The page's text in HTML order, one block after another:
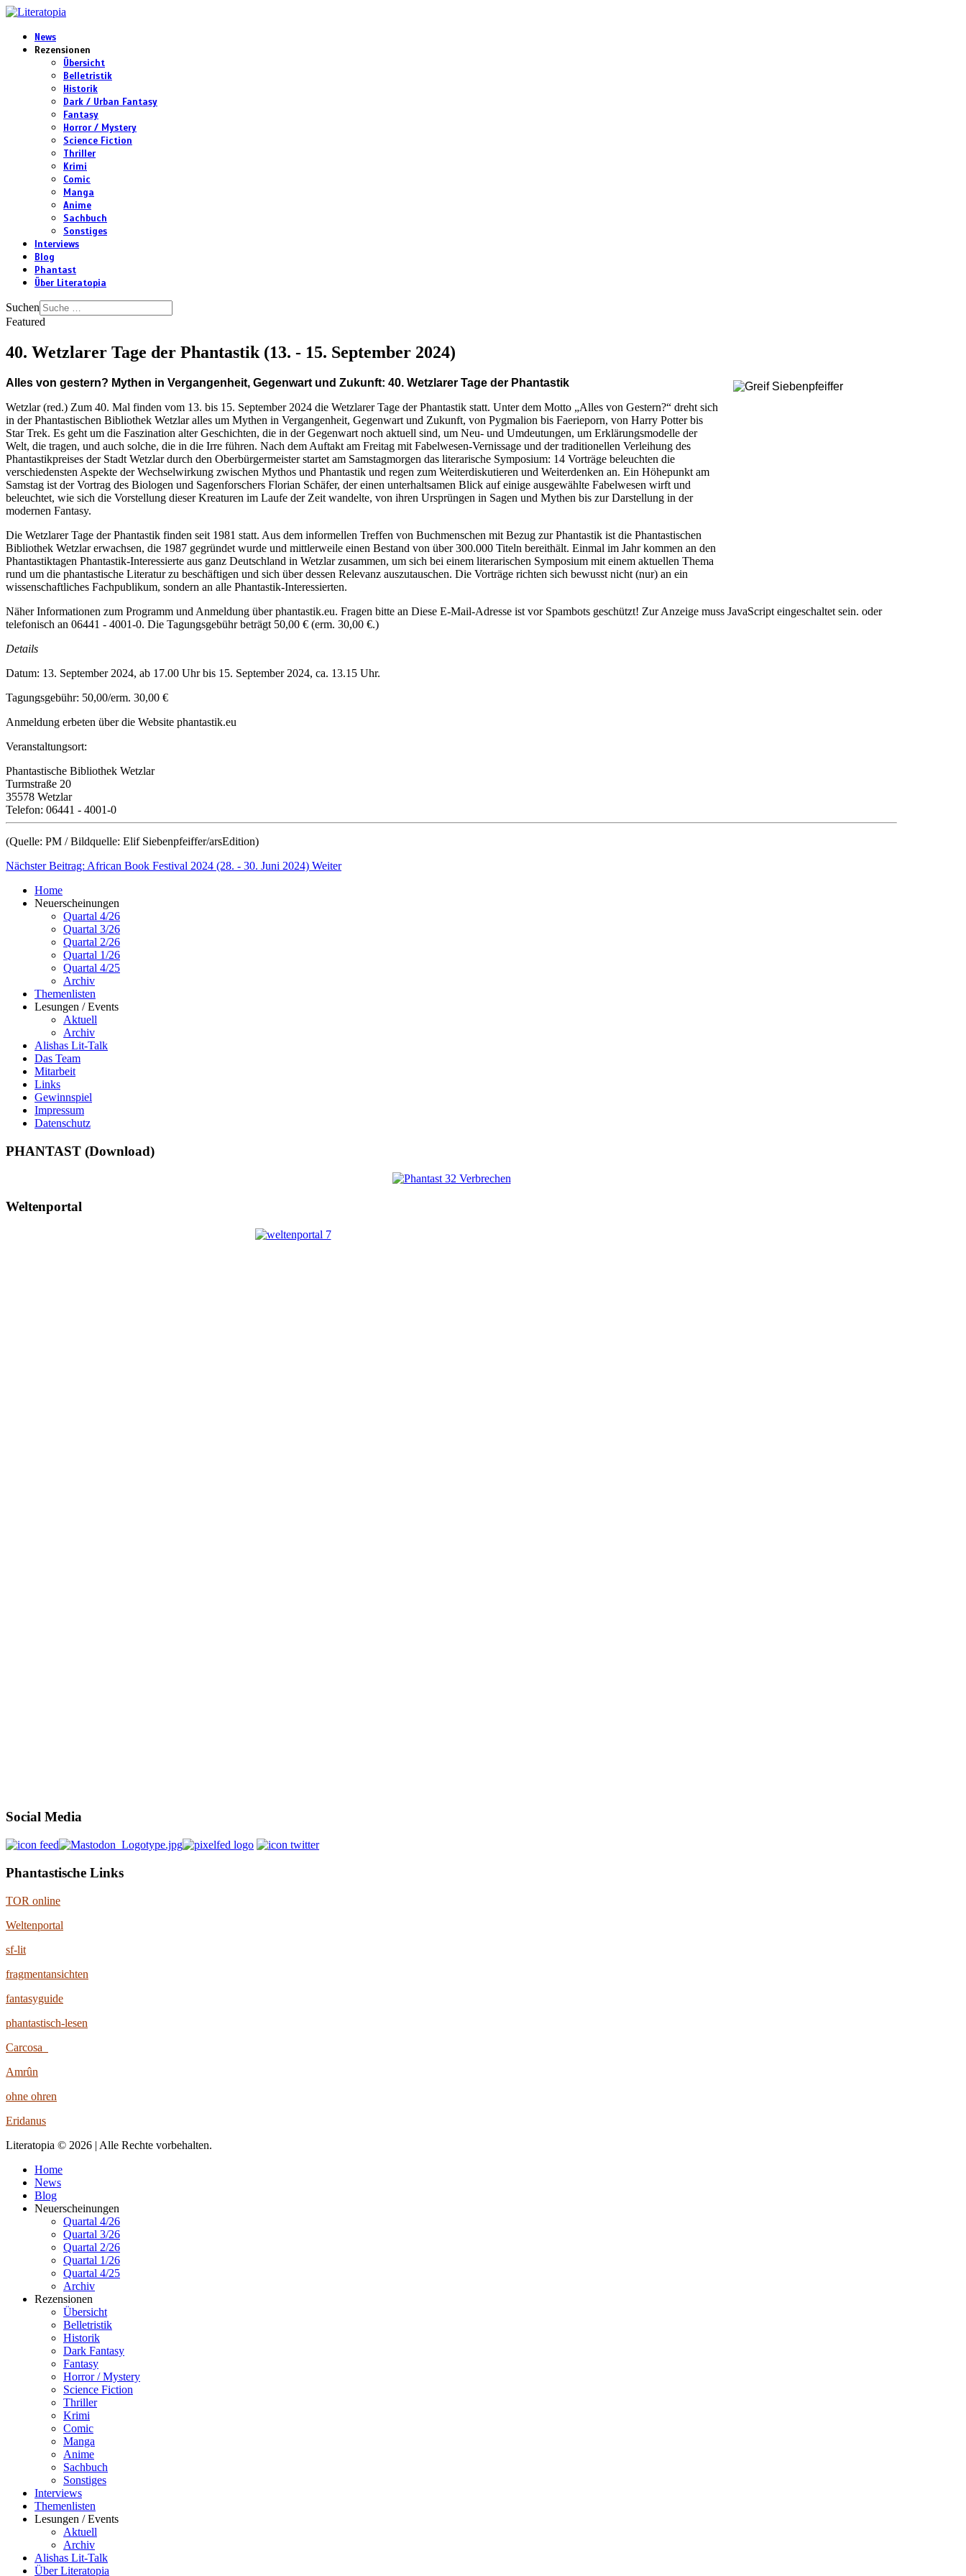
News
Rezensionen
Übersicht
Belletristik
Historik
Dark / Urban Fantasy
Fantasy
Horror / Mystery
Science Fiction
Thriller
Krimi
Comic
Manga
Anime
Sachbuch
Sonstiges
Interviews
Blog
Phantast
Über Literatopia
Suchen
Featured
40. Wetzlarer Tage der Phantastik (13. - 15. September 2024)
Alles von gestern? Mythen in Vergangenheit, Gegenwart und Zukunft: 40. Wetzlarer Tage der Phantastik
Wetzlar (red.) Zum 40. Mal finden vom 13. bis 15. September 2024 die Wetzlarer Tage der Phantastik statt. Unter dem Motto „Alles von Gestern?“ dreht sich
in der Phantastischen Bibliothek Wetzlar alles um Mythen in Vergangenheit, Gegenwart und Zukunft, von Pygmalion bis Faerieporn, von Harry Potter bis
Star Trek. Es geht um die Faszination alter Geschichten, die in der Gegenwart noch aktuell sind, um Neu- und Umdeutungen, um Erklärungsmodelle der
Welt, die tragen, und auch solche, die in die Irre führen. Nach dem Auftakt am Freitag mit Fabelwesen-Vernissage und der traditionellen Verleihung des
Phantastikpreises der Stadt Wetzlar durch den Oberbürgermeister startet am Samstagmorgen das literarische Symposium: 14 Vorträge beleuchten die
verschiedensten Aspekte der Wechselwirkung zwischen Mythos und Phantastik und regen zum Weiterdiskutieren und Weiterdenken an. Ein Höhepunkt am
Samstag ist der Vortrag des Biologen und Sagenforschers Florian Schäfer, der einen unterhaltsamen Blick auf einige ausgewählte Fabelwesen wirft und
beleuchtet, wie sich die Vorstellung dieser Kreaturen im Laufe der Zeit wandelte, von ihren Ursprüngen in Sagen und Mythen bis zur Darstellung in der
modernen Fantasy.
Die Wetzlarer Tage der Phantastik finden seit 1981 statt. Aus dem informellen Treffen von Buchmenschen mit Bezug zur Phantastik ist die Phantastischen
Bibliothek Wetzlar erwachsen, die 1987 gegründet wurde und mittlerweile einen Bestand von über 300.000 Titeln bereithält. Einmal im Jahr kommen an den
Phantastiktagen Phantastik-Interessierte aus ganz Deutschland in Wetzlar zusammen, um sich bei einem literarischen Symposium mit einem aktuellen Thema
rund um die phantastische Literatur zu beschäftigen und sich über dessen Relevanz auszutauschen. Die Vorträge richten sich bewusst nicht (nur) an ein
wissenschaftliches Fachpublikum, sondern an alle Phantastik-Interessierten.
Näher Informationen zum Programm und Anmeldung über phantastik.eu. Fragen bitte an Diese E-Mail-Adresse ist vor Spambots geschützt! Zur Anzeige muss JavaScript eingeschaltet sein. oder
telefonisch an 06441 - 4001-0. Die Tagungsgebühr beträgt 50,00 € (erm. 30,00 €.)
Details
Datum: 13. September 2024, ab 17.00 Uhr bis 15. September 2024, ca. 13.15 Uhr.
Tagungsgebühr: 50,00/erm. 30,00 €
Anmeldung erbeten über die Website phantastik.eu
Veranstaltungsort:
Phantastische Bibliothek Wetzlar
Turmstraße 20
35578 Wetzlar
Telefon: 06441 - 4001-0
(Quelle: PM / Bildquelle: Elif Siebenpfeiffer/arsEdition)
Nächster Beitrag: African Book Festival 2024 (28. - 30. Juni 2024) Weiter
Home
Neuerscheinungen
Quartal 4/26
Quartal 3/26
Quartal 2/26
Quartal 1/26
Quartal 4/25
Archiv
Themenlisten
Lesungen / Events
Aktuell
Archiv
Alishas Lit-Talk
Das Team
Mitarbeit
Links
Gewinnspiel
Impressum
Datenschutz
PHANTAST (Download)
Weltenportal
Social Media
Phantastische Links
TOR online
Weltenportal
sf-lit
fragmentansichten
fantasyguide
phantastisch-lesen
Carcosa
Amrûn
ohne ohren
Eridanus
Literatopia © 2026 | Alle Rechte vorbehalten.
Home
News
Blog
Neuerscheinungen
Quartal 4/26
Quartal 3/26
Quartal 2/26
Quartal 1/26
Quartal 4/25
Archiv
Rezensionen
Übersicht
Belletristik
Historik
Dark Fantasy
Fantasy
Horror / Mystery
Science Fiction
Thriller
Krimi
Comic
Manga
Anime
Sachbuch
Sonstiges
Interviews
Themenlisten
Lesungen / Events
Aktuell
Archiv
Alishas Lit-Talk
Über Literatopia